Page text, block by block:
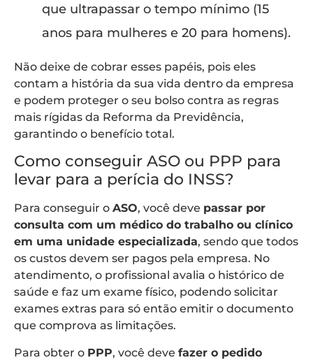
que ultrapassar o tempo mínimo (15
anos para mulheres e 20 para homens).
Não deixe de cobrar esses papéis, pois eles
contam a história da sua vida dentro da empresa
e podem proteger o seu bolso contra as regras
mais rígidas da Reforma da Previdência,
garantindo o benefício total.
Como conseguir ASO ou PPP para
levar para a perícia do INSS?
Para conseguir o ASO, você deve passar por
consulta com um médico do trabalho ou clínico
em uma unidade especializada, sendo que todos
os custos devem ser pagos pela empresa. No
atendimento, o profissional avalia o histórico de
saúde e faz um exame físico, podendo solicitar
exames extras para só então emitir o documento
que comprova as limitações.
Para obter o PPP, você deve fazer o pedido